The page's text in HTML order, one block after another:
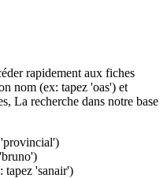
rapidement aux fiches
nom (ex: tapez 'oas') et
La recherche dans notre base
'provincial')
tapez 'sanair')